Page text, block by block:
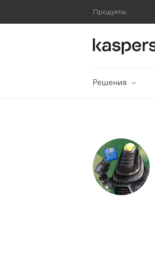
Продукты:
Решения